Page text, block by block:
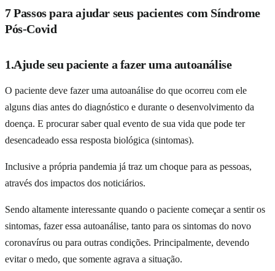
7 Passos para ajudar seus pacientes com Síndrome
Pós-Covid
1.Ajude seu paciente a fazer uma autoanálise
O paciente deve fazer uma autoanálise do que ocorreu com ele
alguns dias antes do diagnóstico e durante o desenvolvimento da
doença. E procurar saber qual evento de sua vida que pode ter
desencadeado essa resposta biológica (sintomas).
Inclusive a própria pandemia já traz um choque para as pessoas,
através dos impactos dos noticiários.
Sendo altamente interessante quando o paciente começar a sentir os
sintomas, fazer essa autoanálise, tanto para os sintomas do novo
coronavírus ou para outras condições. Principalmente, devendo
evitar o medo, que somente agrava a situação.